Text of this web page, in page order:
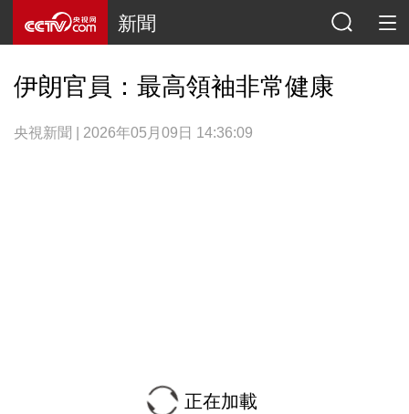
新聞
伊朗官員：最高領袖非常健康
央視新聞 | 2026年05月09日 14:36:09
正在加載